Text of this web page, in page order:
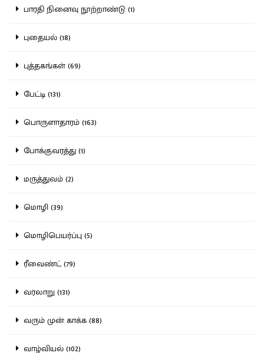
பாரதி நினைவு நூற்றாண்டு (1)
புதையல் (18)
புத்தகங்கள் (69)
பேட்டி (131)
பொருளாதாரம் (163)
போக்குவரத்து (1)
மருத்துவம் (2)
மொழி (39)
மொழிபெயர்ப்பு (5)
ரீவைண்ட் (79)
வரலாறு (131)
வரும் முன் காக்க (88)
வாழ்வியல் (102)